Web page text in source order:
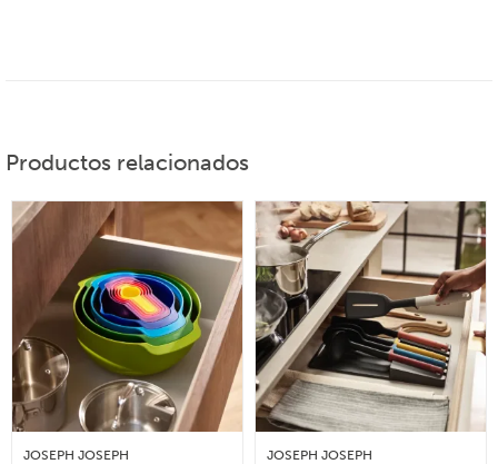
Productos relacionados
JOSEPH JOSEPH JOSEPH JOSEPH